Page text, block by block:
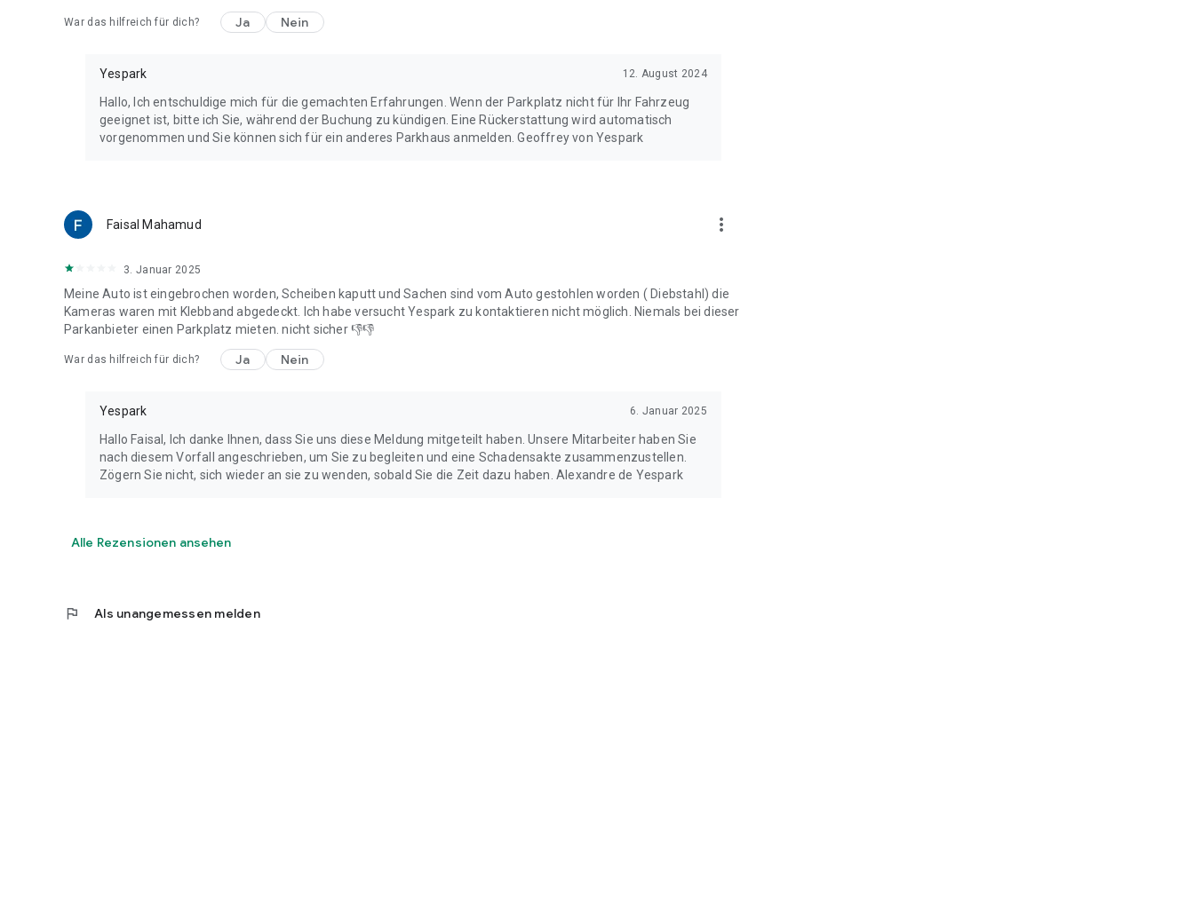
War das hilfreich für dich? Ja Nein
Yespark 12. August 2024
Hallo, Ich entschuldige mich für die gemachten Erfahrungen. Wenn der Parkplatz nicht für Ihr Fahrzeug
geeignet ist, bitte ich Sie, während der Buchung zu kündigen. Eine Rückerstattung wird automatisch
vorgenommen und Sie können sich für ein anderes Parkhaus anmelden. Geoffrey von Yespark
Faisal Mahamud more_vert
3. Januar 2025
Meine Auto ist eingebrochen worden, Scheiben kaputt und Sachen sind vom Auto gestohlen worden ( Diebstahl) die
Kameras waren mit Klebband abgedeckt. Ich habe versucht Yespark zu kontaktieren nicht möglich. Niemals bei dieser
Parkanbieter einen Parkplatz mieten. nicht sicher 👎👎
War das hilfreich für dich? Ja Nein
Yespark 6. Januar 2025
Hallo Faisal, Ich danke Ihnen, dass Sie uns diese Meldung mitgeteilt haben. Unsere Mitarbeiter haben Sie
nach diesem Vorfall angeschrieben, um Sie zu begleiten und eine Schadensakte zusammenzustellen.
Zögern Sie nicht, sich wieder an sie zu wenden, sobald Sie die Zeit dazu haben. Alexandre de Yespark
Alle Rezensionen ansehen
flag Als unangemessen melden